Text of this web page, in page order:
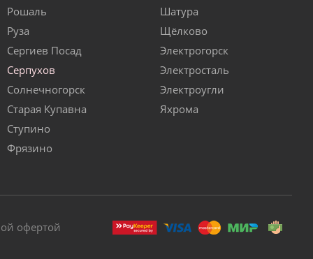
Рошаль
Руза
Сергиев Посад
Серпухов
Солнечногорск
Старая Купавна
Ступино
Фрязино
Шатура
Щёлково
Электрогорск
Электросталь
Электроугли
Яхрома
офертой